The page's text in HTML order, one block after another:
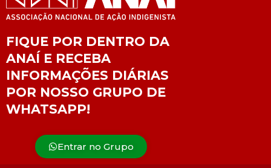
FIQUE POR DENTRO DA
ANAÍ E RECEBA
INFORMAÇÕES DIÁRIAS
POR NOSSO GRUPO DE
WHATSAPP!
Entrar no Grupo